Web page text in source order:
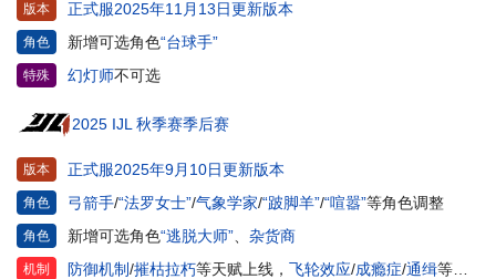
版本 正式服2025年11月13日更新版本
角色 新增可选角色“台球手”
特殊 幻灯师不可选
2025 IJL 秋季赛季后赛
版本 正式服2025年9月10日更新版本
角色 弓箭手/“法罗女士”/气象学家/“跛脚羊”/“喧嚣”等角色调整
角色 新增可选角色“逃脱大师” 杂货商
机制 防御机制/摧枯拉朽等天赋上线， 飞轮效应/成瘾症/通缉等天赋调整